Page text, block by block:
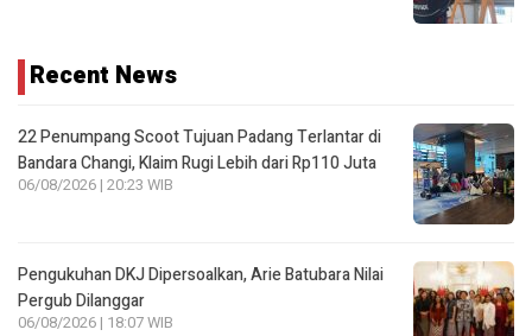
Recent News
22 Penumpang Scoot Tujuan Padang Terlantar di
Bandara Changi, Klaim Rugi Lebih dari Rp110 Juta
06/08/2026 | 20:23 WIB
Pengukuhan DKJ Dipersoalkan, Arie Batubara Nilai
Pergub Dilanggar
06/08/2026 | 18:07 WIB